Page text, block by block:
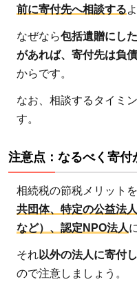
続き
4
遺贈
寄付
を進
める
に、
抑え
てお
きた
い3
ップ
前に寄付先へ相談する
なぜなら包括遺贈にし
があれば、寄付先は負
からです。
なお、相談するタイミ
す。
注意点：なるべく寄
相続税の節税メリット
共団体、特定の公益法
など）、認定NPO法人
それ以外の法人に寄付
ので注意しましょう。